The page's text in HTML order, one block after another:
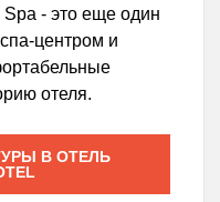
- это еще один
центром и
отеля.
В ОТЕЛЬ